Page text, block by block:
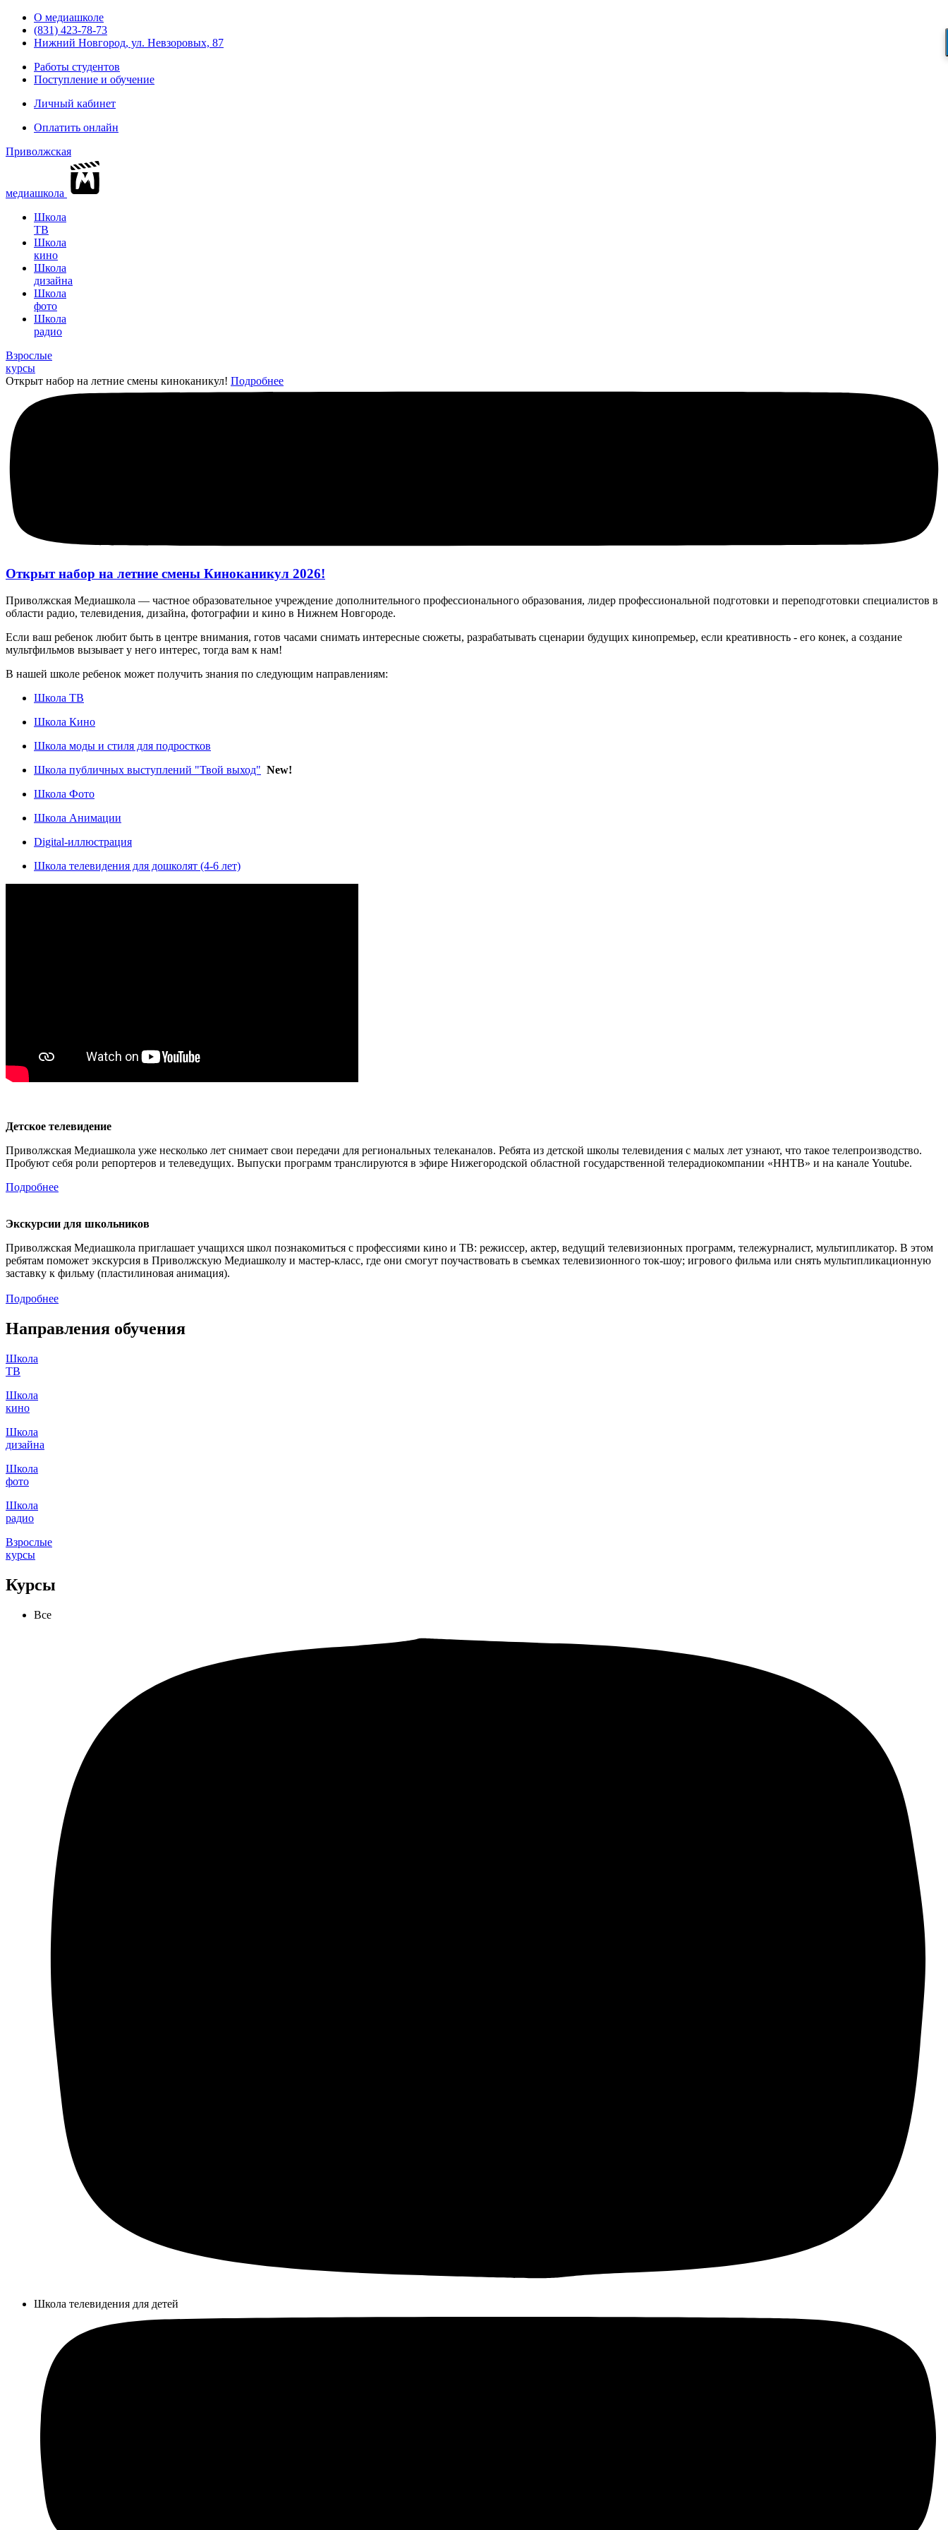
О медиашколе
(831) 423-78-73
Нижний Новгород, ул. Невзоровых, 87
Работы студентов
Поступление и обучение
Личный кабинет
Оплатить онлайн
Приволжская
медиашкола
Школа
ТВ
Школа
кино
Школа
дизайна
Школа
фото
Школа
радио
Взрослые
курсы
Открыт набор на летние смены киноканикул! Подробнее
Открыт набор на летние смены Киноканикул 2026!
Приволжская Медиашкола — частное образовательное учреждение дополнительного профессионального образования, лидер профессиональной подготовки и переподготовки специалистов в
области радио, телевидения, дизайна, фотографии и кино в Нижнем Новгороде.
Если ваш ребенок любит быть в центре внимания, готов часами снимать интересные сюжеты, разрабатывать сценарии будущих кинопремьер, если креативность - его конек, а создание
мультфильмов вызывает у него интерес, тогда вам к нам!
В нашей школе ребенок может получить знания по следующим направлениям:
Школа ТВ
Школа Кино
Школа моды и стиля для подростков
Школа публичных выступлений "Твой выход" New!
Школа Фото
Школа Анимации
Digital-иллюстрация
Школа телевидения для дошколят (4-6 лет)
Детское телевидение
Приволжская Медиашкола уже несколько лет снимает свои передачи для региональных телеканалов. Ребята из детской школы телевидения с малых лет узнают, что такое телепроизводство.
Пробуют себя роли репортеров и телеведущих. Выпуски программ транслируются в эфире Нижегородской областной государственной телерадиокомпании «ННТВ» и на канале Youtube.
Подробнее
Экскурсии для школьников
Приволжская Медиашкола приглашает учащихся школ познакомиться с профессиями кино и ТВ: режиссер, актер, ведущий телевизионных программ, тележурналист, мультипликатор. В этом
ребятам поможет экскурсия в Приволжскую Медиашколу и мастер-класс, где они смогут поучаствовать в съемках телевизионного ток-шоу; игрового фильма или снять мультипликационную
заставку к фильму (пластилиновая анимация).
Подробнее
Направления обучения
Школа
ТВ
Школа
кино
Школа
дизайна
Школа
фото
Школа
радио
Взрослые
курсы
Курсы
Все
Школа телевидения для детей